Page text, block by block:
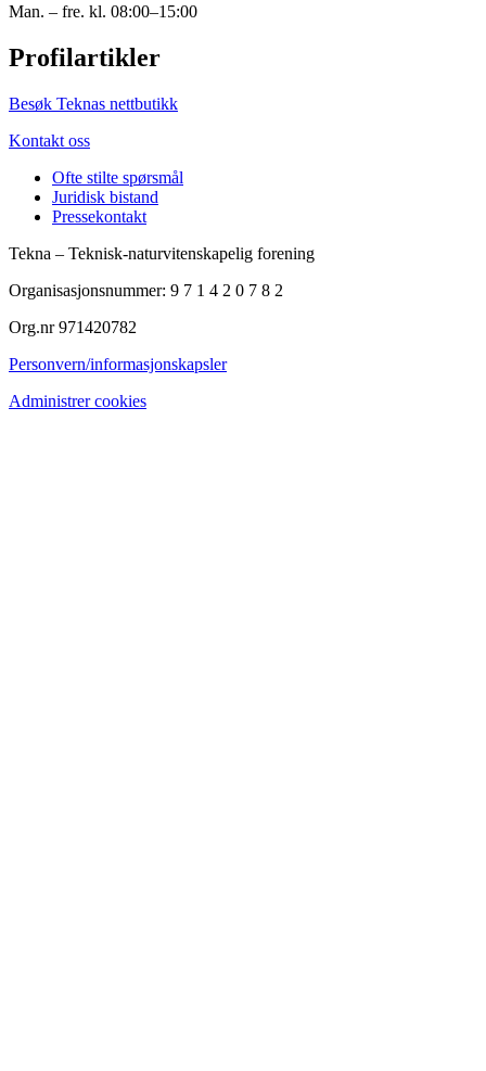
Man. – fre. kl. 08:00–15:00
Profilartikler
Besøk Teknas nettbutikk
Kontakt oss
Ofte stilte spørsmål
Juridisk bistand
Pressekontakt
Tekna – Teknisk-naturvitenskapelig forening
Organisasjonsnummer: 9 7 1 4 2 0 7 8 2
Org.nr 971420782
Personvern/informasjonskapsler
Administrer cookies